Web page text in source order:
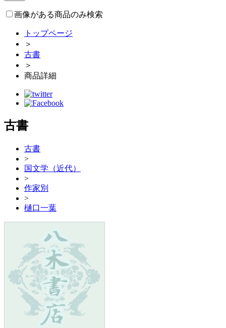
画像がある商品のみ検索
トップページ
＞
古書
＞
商品詳細
古書
古書
>
国文学（近代）
>
作家別
>
樋口一葉